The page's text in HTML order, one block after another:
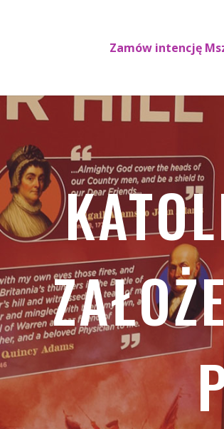
Zamów intencję